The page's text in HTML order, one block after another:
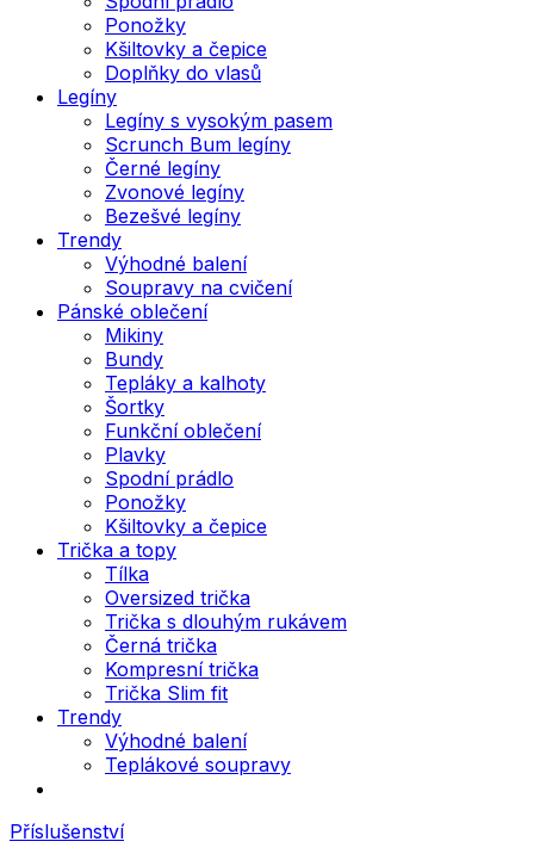
Ponožky
Kšiltovky a čepice
Doplňky do vlasů
Legíny
Legíny s vysokým pasem
Scrunch Bum legíny
Černé legíny
Zvonové legíny
Bezešvé legíny
Trendy
Výhodné balení
Soupravy na cvičení
Pánské oblečení
Mikiny
Bundy
Tepláky a kalhoty
Šortky
Funkční oblečení
Plavky
Spodní prádlo
Ponožky
Kšiltovky a čepice
Trička a topy
Tílka
Oversized trička
Trička s dlouhým rukávem
Černá trička
Kompresní trička
Trička Slim fit
Trendy
Výhodné balení
Teplákové soupravy
Příslušenství